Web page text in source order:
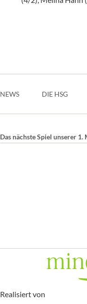
NEWS DIE HSG
Das nächste Spiel unserer 1.
Realisiert von